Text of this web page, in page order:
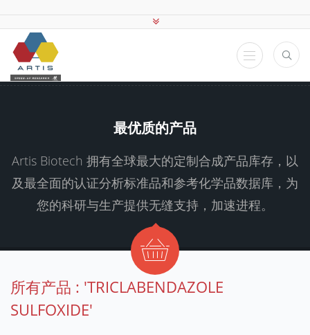
最优质的产品
Artis Biotech 拥有全球最大的定制合成产品库存，以
及最全面的认证分析标准品和参考化学品数据库，为
您的科研与生产提供无缝支持，加速进程。
所有产品 : 'TRICLABENDAZOLE
SULFOXIDE'